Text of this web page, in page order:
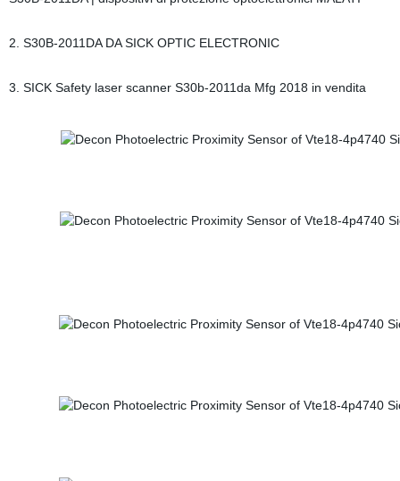
2. S30B-2011DA DA SICK OPTIC ELECTRONIC
3. SICK Safety laser scanner S30b-2011da Mfg 2018 in vendita